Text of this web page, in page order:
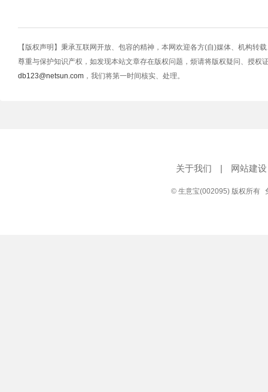
【版权声明】秉承互联网开放、包容的精神，本网欢迎各方(自)媒体、机构转
尊重与保护知识产权，如发现本站文章存在版权问题，烦请将版权疑问、授权
db123@netsun.com ，我们将第一时间核实、处理。
关于我们 | 网站建设
© 生意宝(002095) 版权所有